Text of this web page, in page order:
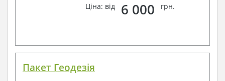
Ціна: від
6 000 грн.
Пакет Геодезія